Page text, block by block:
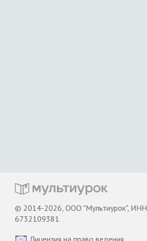
© 2014-2026, ООО "Мультиурок", ИНН
6732109381
Лицензия на право ведения